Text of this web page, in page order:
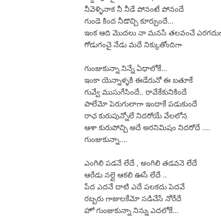
నీవెళ్ళినాక నీ నీడే పోనంటే పోనందే
గుండె కింద నీడొచ్చి కూర్చుందే...
ఇంక ఆది మొదలు నా మనసే తలవంచే
గోడుగంచై నేడు మదే నిక్కుతోందిగా
గుంజుకున్నా నిన్నే ఏధాలోకే...
ఇంకా యెన్నాళ్ళకి ఈడేరునో ఈ బతూకే
గువ్వే ముసుగేసిందే.. రావేకేకునికిందే
పాలేమో పెరుగులాగా ఇందాకే పడుకుందే
రాఛ కురుపున్నోలే నిదరోయే వేలలోన
ఆశా కురుపోచ్చి అదే అరనిమిషం నిదరోదే ....
గుంజుకున్నా....
ఎంగిలి పడనే లేదే , అంగిలి తడవనె లేదే
ఆరేడు నల్లై ఆకలి ఊసే లేదే ..
పేద ఎదనే దాటి ఎదే పలకదు పెదవే
రబ్బరు గాజులకేమో సడిచేసే నోరేదే
హో గుంజుకున్నా నిన్ను ఎదలోకే...